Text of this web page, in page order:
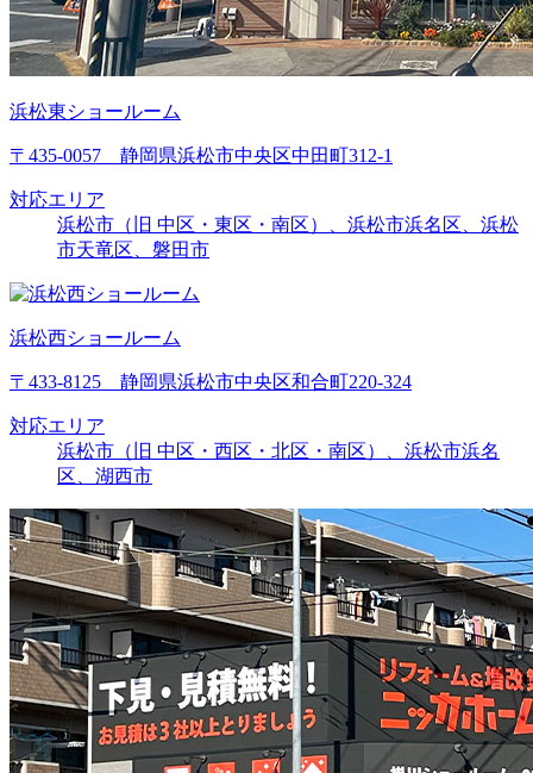
浜松東ショールーム
〒435-0057 静岡県浜松市中央区中田町312-1
対応エリア
浜松市（旧 中区・東区・南区）、浜松市浜名区、浜松
市天竜区、磐田市
浜松西ショールーム
〒433-8125 静岡県浜松市中央区和合町220-324
対応エリア
浜松市（旧 中区・西区・北区・南区）、浜松市浜名
区、湖西市